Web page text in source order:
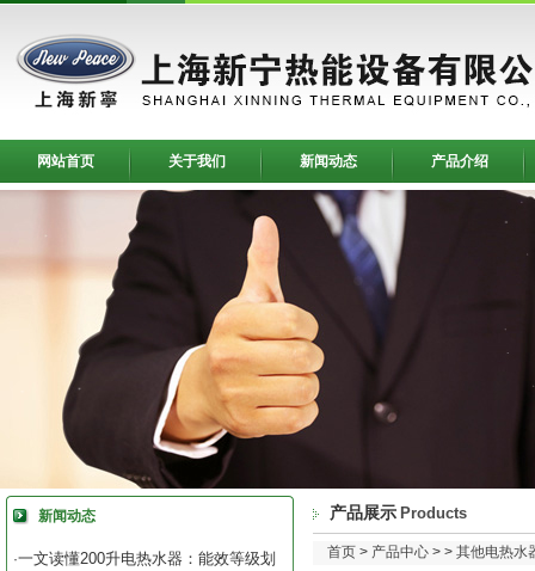
网站首页 关于我们 新闻动态 产品介绍
新闻动态
·一文读懂200升电热水器：能效等级划
产品展示 Products
首页 > 产品中心 > > 其他电热水